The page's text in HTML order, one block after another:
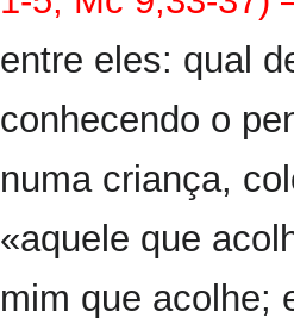
entre eles: qual
conhecendo o
numa criança,
«aquele que
mim que acolhe;